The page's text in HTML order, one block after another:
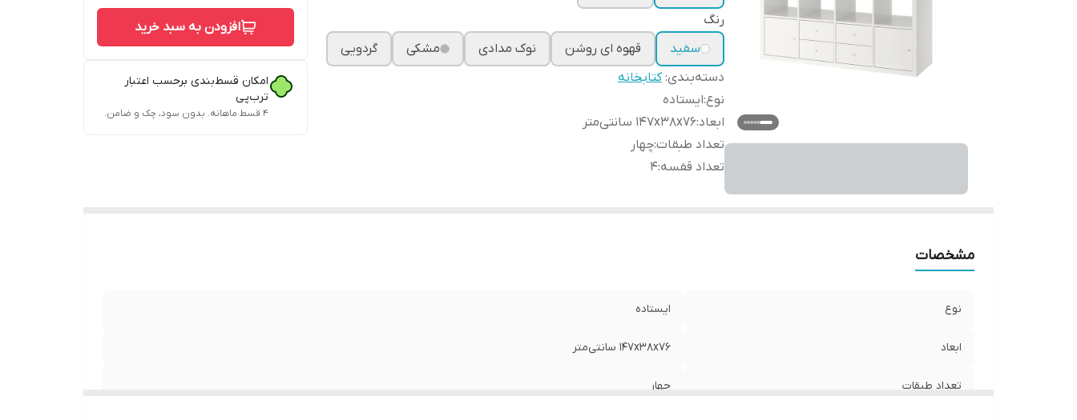
رنگ
سفید
قهوه ای روشن نوک مدادی مشکی
گردویی
دسته‌بندی:کتابخانه
نوع:ایستاده
ابعاد:147x38x76 سانتی‌متر
تعداد طبقات:چهار
تعداد قفسه:
4
افزودن به سبد خرید
امکان قسط‌بندی برحسب اعتبار
ترب‌پی
۴ قسط ماهانه. بدون سود، چک و ضامن.
مشخصات
نوع ایستاده
ابعاد 147x38x76 سانتی‌متر
تعداد طبقات چهار